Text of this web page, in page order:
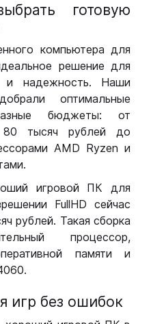
готовую
компьютера для
решение для
и надежность. Наши
оптимальные
бюджеты: от
тысяч рублей до
AMD Ryzen и
игровой ПК для
FullHD сейчас
рублей. Такая сборка
процессор,
памяти и
игр без ошибок